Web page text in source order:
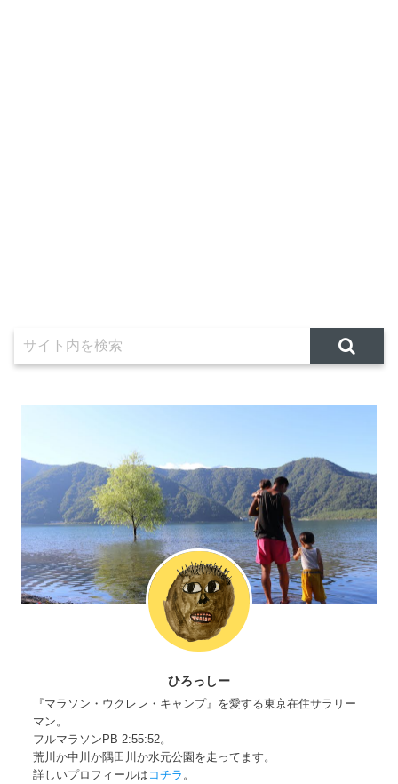
ひろっしー
『マラソン・ウクレレ・キャンプ』を愛する東京在住サラリー
マン。
フルマラソンPB 2:55:52。
荒川か中川か隅田川か水元公園を走ってます。
詳しいプロフィールは コチラ 。